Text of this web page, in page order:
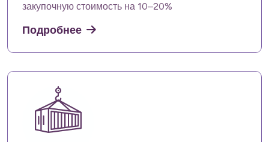
закупочную стоимость на 10–20%
Подробнее